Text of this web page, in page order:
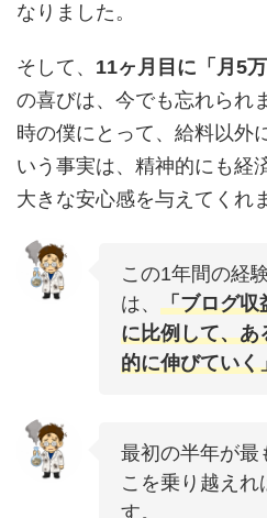
なりました。
そして、 11ヶ月目に「月5
の喜びは、今でも忘れられ
時の僕にとって、給料以外
いう事実は、精神的にも経
大きな安心感を与えてくれ
この1年間の経
は、 「ブログ収
に比例して、あ
的に伸びていく
最初の半年が最
こを乗り越えれ
す。